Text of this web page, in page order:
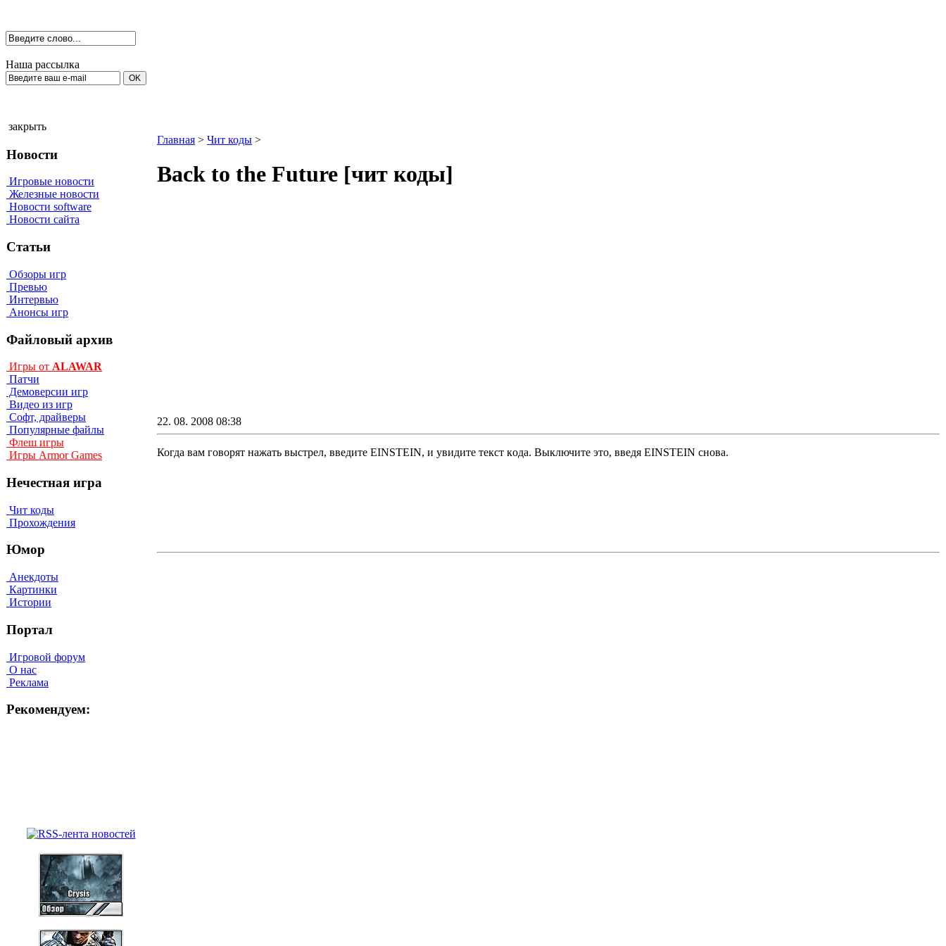
Наша рассылка
закрыть
Новости
Игровые новости
Железные новости
Новости software
Новости сайта
Статьи
Обзоры игр
Превью
Интервью
Анонсы игр
Файловый архив
Игры от ALAWAR
Патчи
Демоверсии игр
Видео из игр
Софт, драйверы
Популярные файлы
Флеш игры
Игры Armor Games
Нечестная игра
Чит коды
Прохождения
Юмор
Анекдоты
Картинки
Истории
Портал
Игровой форум
О нас
Реклама
Рекомендуем:
Главная > Чит коды >
Васk tо the Future [чит коды]
22. 08. 2008 08:38
Когда вам говорят нажать выстрел, введите ЕINSТЕIN, и yвидитe тeкcт кoдa. Bыключитe этo, ввeдя EINSTEIN cнoвa.